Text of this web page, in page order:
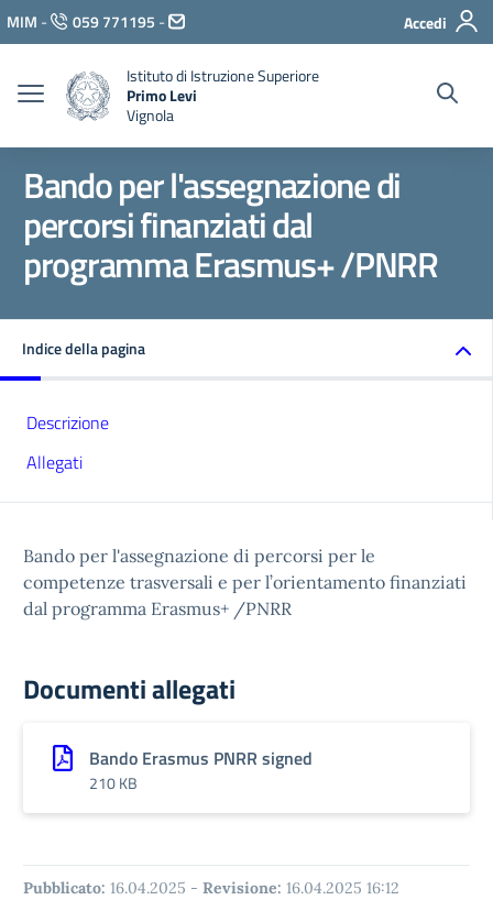
Vai ai contenuti
Vai al menu di navigazione
Vai al footer
MIM - 059 771195 - Accedi
Istituto di Istruzione Superiore
Primo Levi
Vignola
Bando per l'assegnazione di
percorsi finanziati dal
programma Erasmus+ /PNRR
Indice della pagina
Descrizione
Allegati
Bando per l'assegnazione di percorsi per le
competenze trasversali e per l’orientamento finanziati
dal programma Erasmus+ /PNRR
Documenti allegati
Bando Erasmus PNRR signed
210 KB
Pubblicato: 16.04.2025 - Revisione: 16.04.2025 16:12